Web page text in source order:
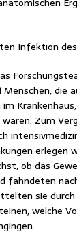
Infektion
Menschen, die
Zum
erlegen
ob das
fahndeten
sie
welche